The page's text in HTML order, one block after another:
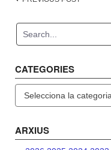
CATEGORIES
ARXIUS